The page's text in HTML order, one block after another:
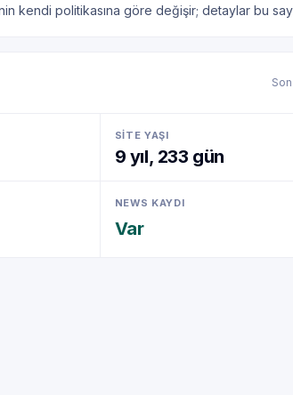
kendi politikasına göre değişir; detaylar bu
SITE YAŞI
9 yıl, 233 gün
NEWS KAYDI
Var